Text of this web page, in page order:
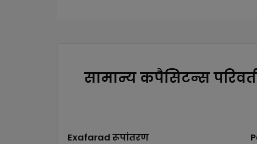
सामान्य कपैसिटन्स
Exafarad रूपांतरण